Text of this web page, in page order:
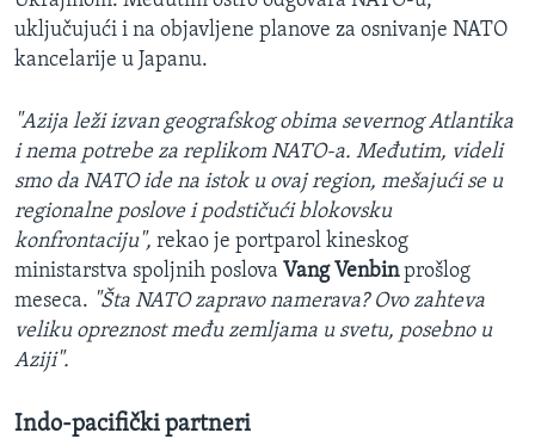
uključujući i na objavljene planove za osnivanje NATO
kancelarije u Japanu.
"Azija leži izvan geografskog obima severnog Atlantika
i nema potrebe za replikom NATO-a. Međutim, videli
smo da NATO ide na istok u ovaj region, mešajući se u
regionalne poslove i podstičući blokovsku
konfrontaciju", rekao je portparol kineskog
ministarstva spoljnih poslova Vang Venbinprošlog
meseca. "Šta NATO zapravo namerava? Ovo zahteva
veliku opreznost među zemljama u svetu, posebno u
Aziji".
Indo-pacifički partneri